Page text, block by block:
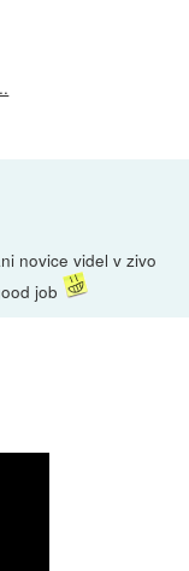
novice videl v zivo
job